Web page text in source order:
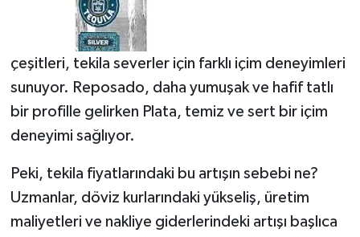
çeşitleri, tekila severler için farklı içim deneyimleri
sunuyor. Reposado, daha yumuşak ve hafif tatlı
bir profille gelirken Plata, temiz ve sert bir içim
deneyimi sağlıyor.
Peki, tekila fiyatlarındaki bu artışın sebebi ne?
Uzmanlar, döviz kurlarındaki yükseliş, üretim
maliyetleri ve nakliye giderlerindeki artışı başlıca